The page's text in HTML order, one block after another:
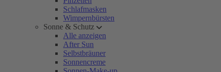
Schlafmasken
Wimpernbürsten
Sonne & Schutz
Alle anzeigen
After Sun
Selbstbräuner
Sonnencreme